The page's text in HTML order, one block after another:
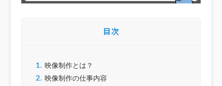
目次
1. 映像制作とは？
2. 映像制作の仕事内容